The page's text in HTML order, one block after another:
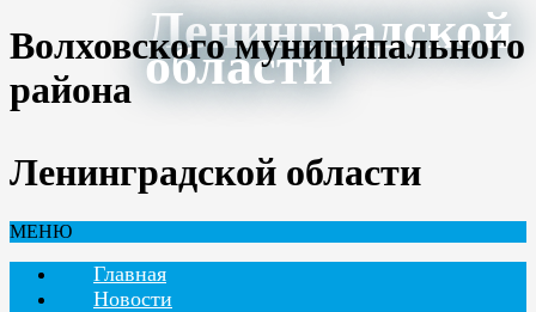
Ленинградской
области
Волховского муниципального
района
Ленинградской области
МЕНЮ
Главная
Новости